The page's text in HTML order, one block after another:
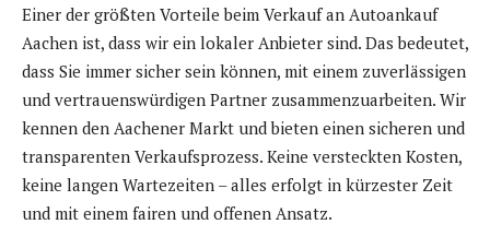
Einer der größten Vorteile beim Verkauf an Autoankauf
Aachen ist, dass wir ein lokaler Anbieter sind. Das bedeutet,
dass Sie immer sicher sein können, mit einem zuverlässigen
und vertrauenswürdigen Partner zusammenzuarbeiten. Wir
kennen den Aachener Markt und bieten einen sicheren und
transparenten Verkaufsprozess. Keine versteckten Kosten,
keine langen Wartezeiten – alles erfolgt in kürzester Zeit
und mit einem fairen und offenen Ansatz.